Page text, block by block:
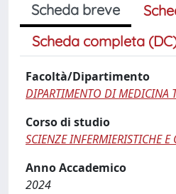
Scheda breve
Scheda completa
Facoltà/Dipartimento
DIPARTIMENTO DI MEDICINA
Corso di studio
SCIENZE INFERMIERISTICHE E
Anno Accademico
2024